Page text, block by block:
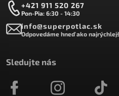
+421 911 520 267
Pon-Pia: 6:30 - 14:30
info@superpotlac.sk
Odpovedáme hneď ako
Sledujte nás